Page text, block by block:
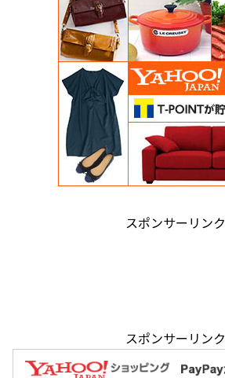
スポンサーリンク
スポンサーリンク